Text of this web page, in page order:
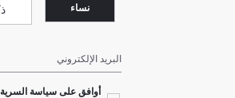
نساء
البريد الإلكتروني
أوافق على سياسة السرية